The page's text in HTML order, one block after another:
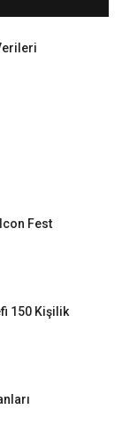
Fest
150 Kişilik